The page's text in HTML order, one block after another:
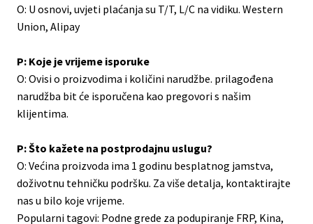
O: U osnovi, uvjeti plaćanja su T/T, L/C na vidiku. Western
Union, Alipay
P: Koje je vrijeme isporuke
O: Ovisi o proizvodima i količini narudžbe. prilagođena
narudžba bit će isporučena kao pregovori s našim
klijentima.
P: Što kažete na postprodajnu uslugu?
O: Većina proizvoda ima 1 godinu besplatnog jamstva,
doživotnu tehničku podršku. Za više detalja, kontaktirajte
nas u bilo koje vrijeme.
Popularni tagovi: Podne grede za podupiranje FRP, Kina,